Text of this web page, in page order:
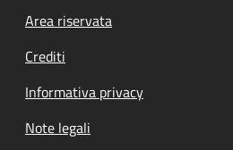
Footer menu
Area riservata
Crediti
Informativa privacy
Note legali